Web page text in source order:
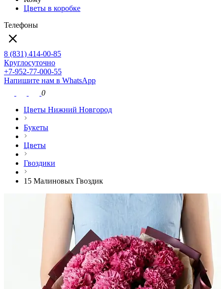
Цветы в коробке
Телефоны
8 (831) 414-00-85
Круглосуточно
+7-952-77-000-55
Напишите нам в WhatsApp
0
Цветы Нижний Новгород
Букеты
Цветы
Гвоздики
15 Малиновых Гвоздик